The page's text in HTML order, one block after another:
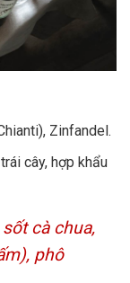
Zinfandel.
cây, hợp khẩu
cà chua,
phô